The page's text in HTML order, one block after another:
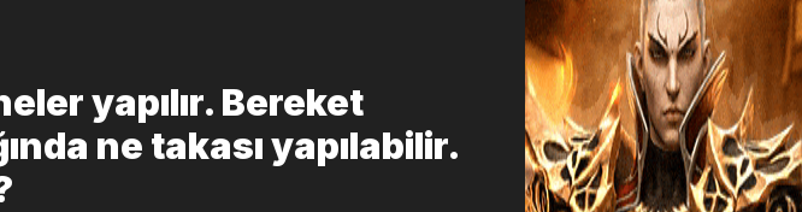
yapılır. Bereket
ne takası yapılabilir.